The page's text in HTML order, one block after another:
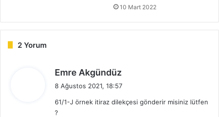
10 Mart 2022
2 Yorum
Emre Akgündüz
i
8 Ağustos 2021, 18:57
61/1-J örnek itiraz dilekçesi gönderir misiniz lütfen
?